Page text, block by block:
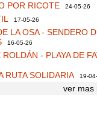
POR RICOTE 24-05-26
17-05-26
LA OSA - SENDERO
16-05-26
- PLAYA DE
RUTA SOLIDARIA 19-
ver mas